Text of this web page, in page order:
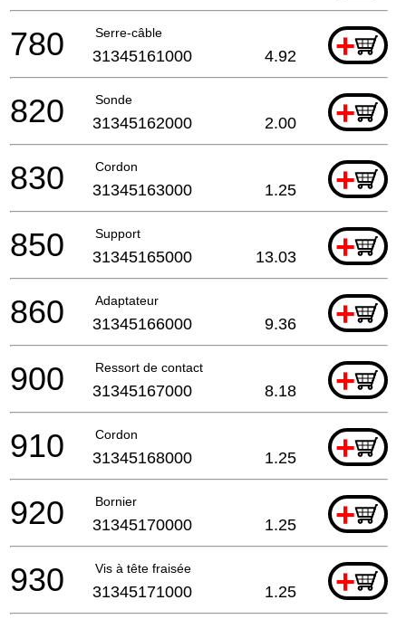
Serre-câble +
780 31345161000 4.92
Sonde +
820 31345162000 2.00
Cordon +
830 31345163000 1.25
Support +
850 31345165000 13.03
Adaptateur +
860 31345166000 9.36
Ressort de contact +
900 31345167000 8.18
Cordon +
910 31345168000 1.25
Bornier +
920 31345170000 1.25
Vis à tête fraisée +
930 31345171000 1.25